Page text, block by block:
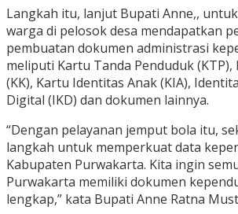
Langkah itu, lanjut Bupati Anne,,
warga di pelosok desa mendapatkan
pembuatan dokumen administrasi
meliputi Kartu Tanda Penduduk (KTP),
(KK), Kartu Identitas Anak (KIA),
Digital (IKD) dan dokumen lainnya.
“Dengan pelayanan jemput bola itu,
langkah untuk memperkuat data
Kabupaten Purwakarta. Kita ingin
Purwakarta memiliki dokumen
lengkap,” kata Bupati Anne Ratna